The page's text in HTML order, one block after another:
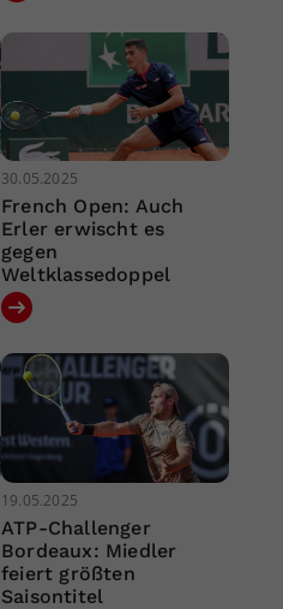
30.05.2025
French Open: Auch
Erler erwischt es
gegen
Weltklassedoppel
19.05.2025
ATP-Challenger
Bordeaux: Miedler
feiert größten
Saisontitel